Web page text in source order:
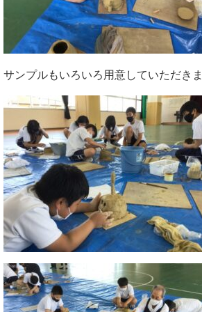
サンプルもいろいろ用意していただき